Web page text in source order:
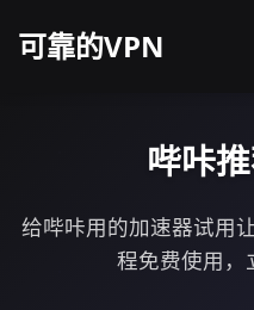
可靠的VPN
哔咔
给哔咔用的加速器试用
程免费使用，